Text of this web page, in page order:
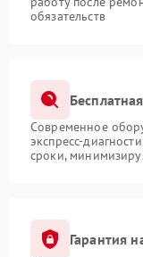
обязательств
Современное
экспресс-
сроки,
Гарантия